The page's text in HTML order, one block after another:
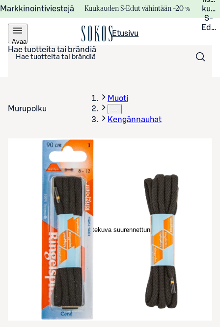
Markkinointiviestejä Kuukauden S-Edut vähintään –20 %
S-
Avaa
valikko
Etusivu
Hae tuotteita tai brändiä
Murupolku
Muoti
…
Kengännauhat
Avaa tuotekuva suurennettuna